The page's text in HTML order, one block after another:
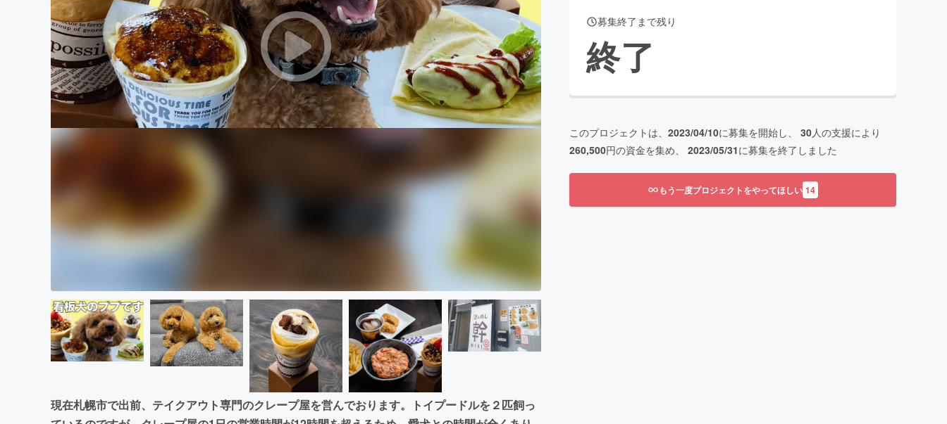
CAMPFIRE for Social Good CAMPFIRE Creation
CAMPFIREふるさと納税
machi-yaコミュニティ
現在札幌市で出前、テイクアウト専門のクレープ屋を営んでおります。トイプードルを２匹飼っ
募集終了まで残り
終了
このプロジェクトは、 2023/04/10に募集を開始し、 30人の支援により
260,500円の資金を集め、 2023/05/31に募集を終了しました
もう一度プロジェクトをやってほしい 14